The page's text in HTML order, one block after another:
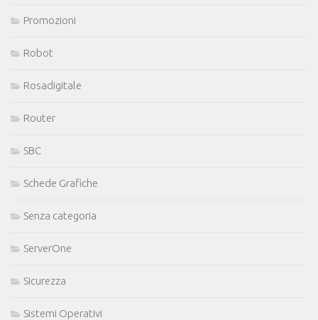
Promozioni
Robot
Rosadigitale
Router
SBC
Schede Grafiche
Senza categoria
ServerOne
Sicurezza
Sistemi Operativi